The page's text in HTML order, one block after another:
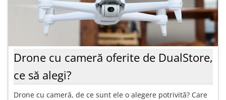
Drone cu cameră oferite de DualStore,
ce să alegi?
Drone cu cameră, de ce sunt ele o alegere potrivită? Care